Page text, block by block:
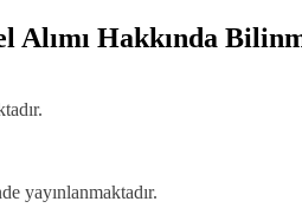
Alımı Hakkında
yayınlanmaktadır.